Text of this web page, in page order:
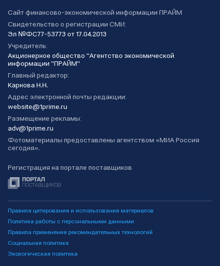
Сайт финансово-экономической информации ПРАЙМ
Свидетельство о регистрации СМИ:
Эл №ФС77-53773 от 17.04.2013
Учредитель:
Акционерное общество "Агентство экономической
информации "ПРАЙМ"
Главный редактор:
Карнова Н.Н.
Адрес электронной почты редакции:
website@1prime.ru
Размещение рекламы:
adv@1prime.ru
Фотоматериалы предоставлены агентством «МИА Россия
сегодня».
Регистрация на портале поставщиков
Правила цитирования и использования материалов
Политика работы с персональными данными
Правила применения рекомендательных технологий
Социальная политика
Экологическая политика